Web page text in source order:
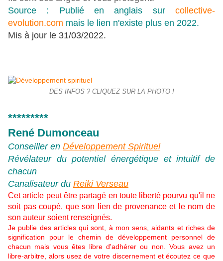
Source : Publié en anglais sur collective-
evolution.com mais le lien n'existe plus en 2022.
Mis à jour le 31/03/2022.
DES INFOS ? CLIQUEZ SUR LA PHOTO !
*********
René Dumonceau
Conseiller en Développement Spirituel
Révélateur du potentiel énergétique et intuitif de
chacun
Canalisateur du Reiki Verseau
Cet article peut être partagé en toute liberté pourvu qu'il ne
soit pas coupé, que son lien de provenance et le nom de
son auteur soient renseignés.
Je publie des articles qui sont, à mon sens, aidants et riches de
signification pour le chemin de développement personnel de
chacun mais vous êtes libre d'adhérer ou non. Vous avez un
libre-arbitre, alors usez de votre discernement et écoutez ce que